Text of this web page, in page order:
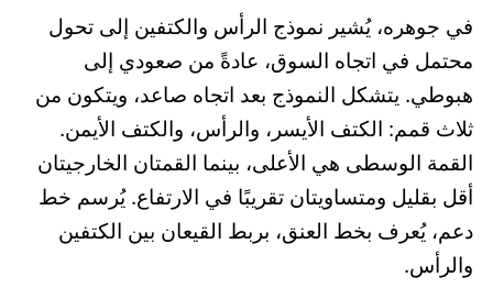
في جوهره، يُشير نموذج الرأس والكتفين إلى تحول
محتمل في اتجاه السوق، عادةً من صعودي إلى
هبوطي. يتشكل النموذج بعد اتجاه صاعد، ويتكون من
ثلاث قمم: الكتف الأيسر، والرأس، والكتف الأيمن.
القمة الوسطى هي الأعلى، بينما القمتان الخارجيتان
أقل بقليل ومتساويتان تقريبًا في الارتفاع. يُرسم خط
دعم، يُعرف بخط العنق، بربط القيعان بين الكتفين
والرأس.